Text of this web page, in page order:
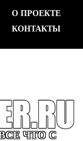
О ПРОЕКТЕ
КОНТАКТЫ
ЧТО С